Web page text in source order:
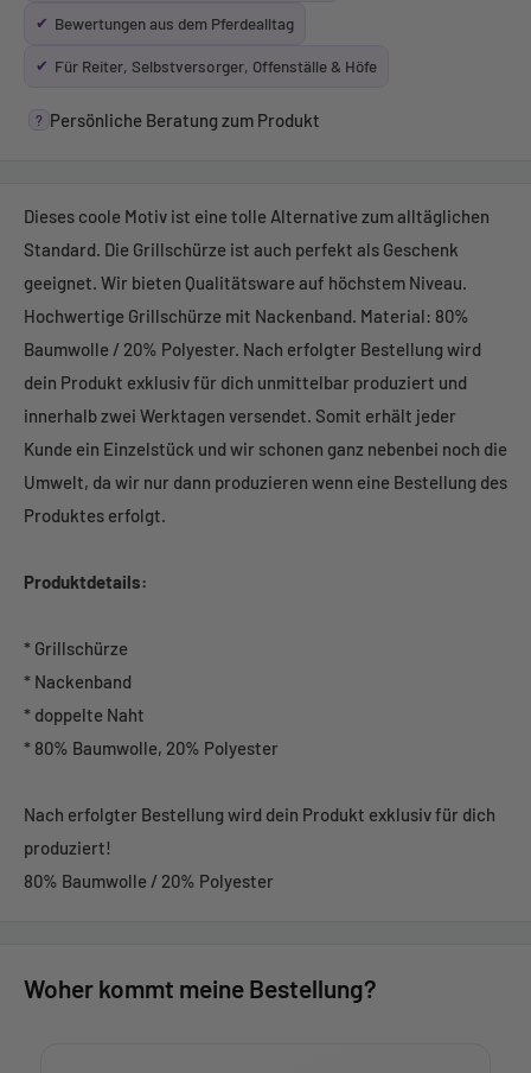
✔ Bewertungen aus dem Pferdealltag
✔ Für Reiter, Selbstversorger, Offenställe & Höfe
? Persönliche Beratung zum Produkt
Dieses coole Motiv ist eine tolle Alternative zum alltäglichen
Standard. Die Grillschürze ist auch perfekt als Geschenk
geeignet. Wir bieten Qualitätsware auf höchstem Niveau.
Hochwertige Grillschürze mit Nackenband. Material: 80%
Baumwolle / 20% Polyester. Nach erfolgter Bestellung wird
dein Produkt exklusiv für dich unmittelbar produziert und
innerhalb zwei Werktagen versendet. Somit erhält jeder
Kunde ein Einzelstück und wir schonen ganz nebenbei noch die
Umwelt, da wir nur dann produzieren wenn eine Bestellung des
Produktes erfolgt.
Produktdetails:
* Grillschürze
* Nackenband
* doppelte Naht
* 80% Baumwolle, 20% Polyester
Nach erfolgter Bestellung wird dein Produkt exklusiv für dich
produziert!
80% Baumwolle / 20% Polyester
Woher kommt meine Bestellung?